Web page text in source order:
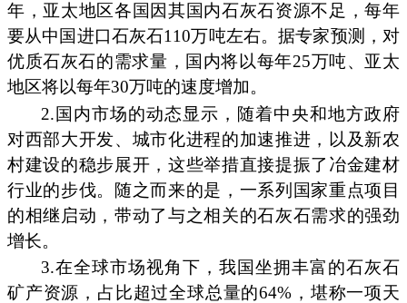
年，亚太地区各国因其国内石灰石资源不足，每年
要从中国进口石灰石110万吨左右。据专家预测，对
优质石灰石的需求量，国内将以每年25万吨、亚太
地区将以每年30万吨的速度增加。
2.国内市场的动态显示，随着中央和地方政府
对西部大开发、城市化进程的加速推进，以及新农
村建设的稳步展开，这些举措直接提振了冶金建材
行业的步伐。随之而来的是，一系列国家重点项目
的相继启动，带动了与之相关的石灰石需求的强劲
增长。
3.在全球市场视角下，我国坐拥丰富的石灰石
矿产资源，占比超过全球总量的64%，堪称一项天